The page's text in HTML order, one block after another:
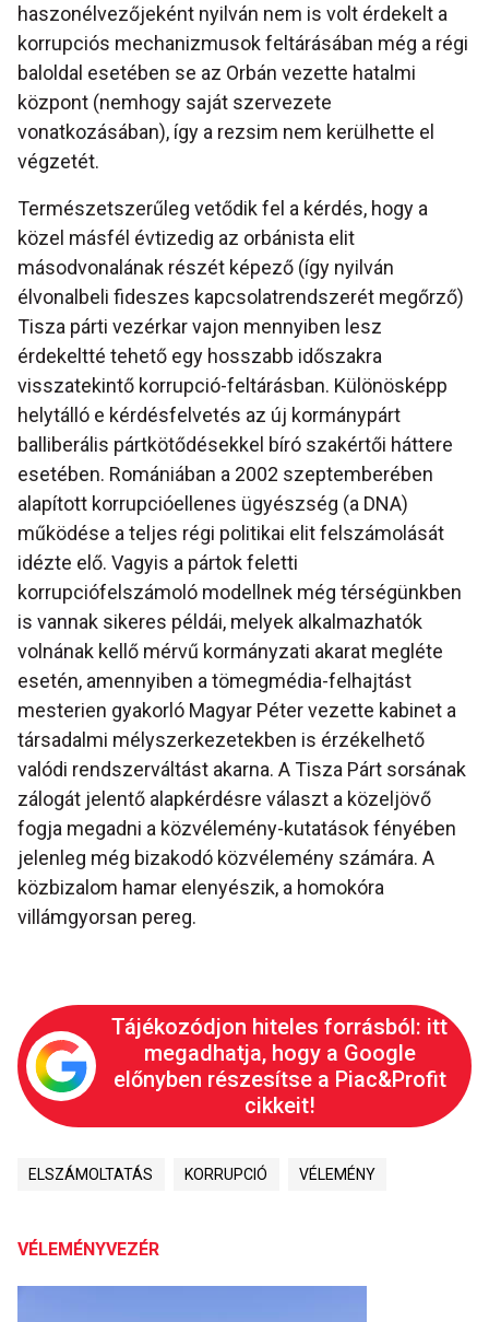
haszonélvezőjeként nyilván nem is volt érdekelt a
korrupciós mechanizmusok feltárásában még a régi
baloldal esetében se az Orbán vezette hatalmi
központ (nemhogy saját szervezete
vonatkozásában), így a rezsim nem kerülhette el
végzetét.
Természetszerűleg vetődik fel a kérdés, hogy a
közel másfél évtizedig az orbánista elit
másodvonalának részét képező (így nyilván
élvonalbeli fideszes kapcsolatrendszerét megőrző)
Tisza párti vezérkar vajon mennyiben lesz
érdekeltté tehető egy hosszabb időszakra
visszatekintő korrupció-feltárásban. Különösképp
helytálló e kérdésfelvetés az új kormánypárt
balliberális pártkötődésekkel bíró szakértői háttere
esetében. Romániában a 2002 szeptemberében
alapított korrupcióellenes ügyészség (a DNA)
működése a teljes régi politikai elit felszámolását
idézte elő. Vagyis a pártok feletti
korrupciófelszámoló modellnek még térségünkben
is vannak sikeres példái, melyek alkalmazhatók
volnának kellő mérvű kormányzati akarat megléte
esetén, amennyiben a tömegmédia-felhajtást
mesterien gyakorló Magyar Péter vezette kabinet a
társadalmi mélyszerkezetekben is érzékelhető
valódi rendszerváltást akarna. A Tisza Párt sorsának
zálogát jelentő alapkérdésre választ a közeljövő
fogja megadni a közvélemény-kutatások fényében
jelenleg még bizakodó közvélemény számára. A
közbizalom hamar elenyészik, a homokóra
villámgyorsan pereg.
Tájékozódjon hiteles forrásból: itt
megadhatja, hogy a Google
előnyben részesítse a Piac&Profit
cikkeit!
ELSZÁMOLTATÁS KORRUPCIÓ VÉLEMÉNY
VÉLEMÉNYVEZÉR